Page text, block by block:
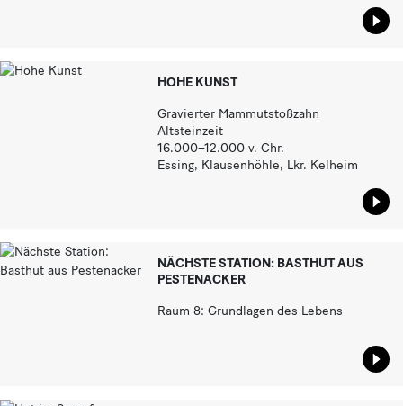
HOHE KUNST
Gravierter Mammutstoßzahn
Altsteinzeit
16.000–12.000 v. Chr.
Essing, Klausenhöhle, Lkr. Kelheim
NÄCHSTE STATION: BASTHUT AUS
PESTENACKER
Raum 8: Grundlagen des Lebens